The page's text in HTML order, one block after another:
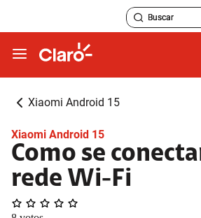
Xiaomi Android 15
Xiaomi Android 15
Como se
rede Wi-Fi